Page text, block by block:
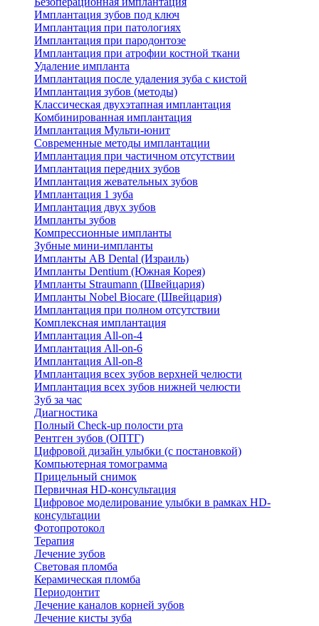
Имплантация зубов под ключ
Имплантация при патологиях
Имплантация при пародонтозе
Имплантация при атрофии костной ткани
Удаление импланта
Имплантация после удаления зуба с кистой
Имплантация зубов (методы)
Классическая двухэтапная имплантация
Комбинированная имплантация
Имплантация Мульти-юнит
Современные методы имплантации
Имплантация при частичном отсутствии
Имплантация передних зубов
Имплантация жевательных зубов
Имплантация 1 зуба
Имплантация двух зубов
Импланты зубов
Компрессионные импланты
Зубные мини-импланты
Импланты AB Dental (Израиль)
Импланты Dentium (Южная Корея)
Импланты Straumann (Швейцария)
Импланты Nobel Biocare (Швейцария)
Имплантация при полном отсутствии
Комплексная имплантация
Имплантация All-on-4
Имплантация All-on-6
Имплантация All-on-8
Имплантация всех зубов верхней челюсти
Имплантация всех зубов нижней челюсти
Зуб за час
Диагностика
Полный Check-up полости рта
Рентген зубов (ОПТГ)
Цифровой дизайн улыбки (с постановкой)
Компьютерная томограмма
Прицельный снимок
Первичная HD-консультация
Цифровое моделирование улыбки в рамках HD-
консультации
Фотопротокол
Терапия
Лечение зубов
Световая пломба
Керамическая пломба
Периодонтит
Лечение каналов корней зубов
Лечение кисты зуба